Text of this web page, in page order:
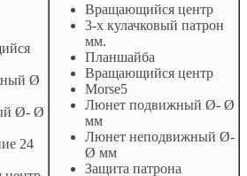
Ø
Ø- Ø
24
Вращающийся центр
3-х кулачковый патрон
мм.
Планшайба
Вращающийся центр
Morse5
Люнет подвижный Ø- Ø
мм
Люнет неподвижный Ø-
Ø мм
Защита патрона